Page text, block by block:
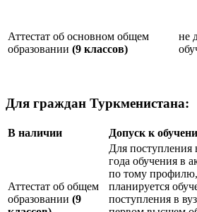
Аттестат об основном общем
образовании (9 классов)
не
Для граждан Туркменистана:
В наличии Допуск к
Аттестат об общем
образовании (9
Для поступления
года обучения в
по тому
планируется
поступления в